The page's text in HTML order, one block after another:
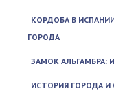
КОРДОБА В
ГОРОДА
ЗАМОК АЛЬГАМБРА:
ИСТОРИЯ ГОРОДА